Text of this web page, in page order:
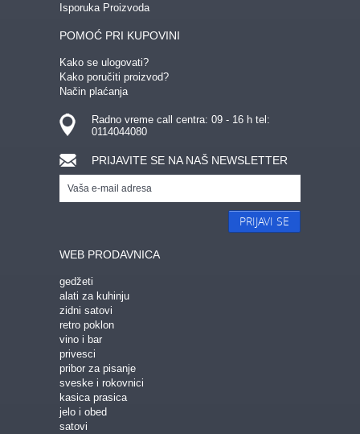
Isporuka Proizvoda
POMOĆ PRI KUPOVINI
Kako se ulogovati?
Kako poručiti proizvod?
Način plaćanja
Radno vreme call centra: 09 - 16 h tel:
0114044080
PRIJAVITE SE NA NAŠ NEWSLETTER
PRIJAVI SE
WEB PRODAVNICA
gedžeti
alati za kuhinju
zidni satovi
retro poklon
vino i bar
privesci
pribor za pisanje
sveske i rokovnici
kasica prasica
jelo i obed
satovi